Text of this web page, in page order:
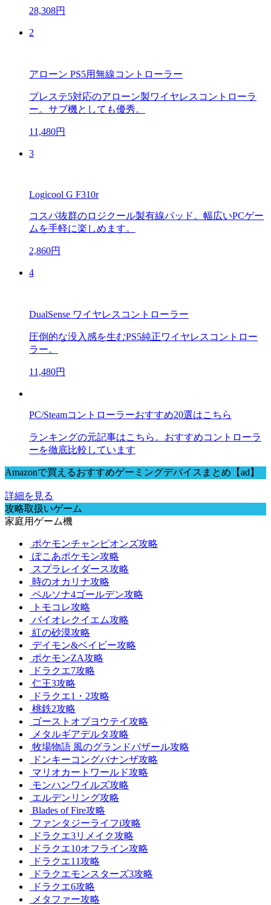
28,308円
2
アローン PS5用無線コントローラー
プレステ5対応のアローン製ワイヤレスコントローラ
ー。サブ機としても優秀。
11,480円
3
Logicool G F310r
コスパ抜群のロジクール製有線パッド。幅広いPCゲー
ムを手軽に楽しめます。
2,860円
4
DualSense ワイヤレスコントローラー
圧倒的な没入感を生むPS5純正ワイヤレスコントロー
ラー。
11,480円
PC/Steamコントローラーおすすめ20選はこちら
ランキングの元記事はこちら。おすすめコントローラ
ーを徹底比較しています
Amazonで買えるおすすめゲーミングデバイスまとめ【ad】
詳細を見る
攻略取扱いゲーム
家庭用ゲーム機
ポケモンチャンピオンズ攻略
ぽこあポケモン攻略
スプラレイダース攻略
時のオカリナ攻略
ペルソナ4ゴールデン攻略
トモコレ攻略
バイオレクイエム攻略
紅の砂漠攻略
デイモン&ベイビー攻略
ポケモンZA攻略
ドラクエ7攻略
仁王3攻略
ドラクエ1・2攻略
桃鉄2攻略
ゴーストオブヨウテイ攻略
メタルギアデルタ攻略
牧場物語 風のグランドバザール攻略
ドンキーコングバナンザ攻略
マリオカートワールド攻略
モンハンワイルズ攻略
エルデンリング攻略
Blades of Fire攻略
ファンタジーライフi攻略
ドラクエ3リメイク攻略
ドラクエ10オフライン攻略
ドラクエ11攻略
ドラクエモンスターズ3攻略
ドラクエ6攻略
メタファー攻略